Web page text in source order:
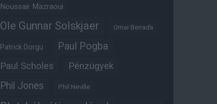
Noussair Mazraoui
Ole Gunnar Solskjaer Omar Berrada
Patrick Dorgu Paul Pogba
Paul Scholes Pénzügyek
Phil Jones Phil Neville